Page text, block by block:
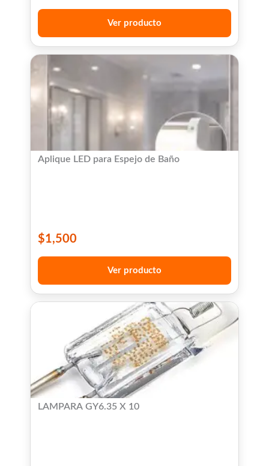
Ver producto
Aplique LED para Espejo de Baño
$1,500
Ver producto
LAMPARA GY6.35 X 10